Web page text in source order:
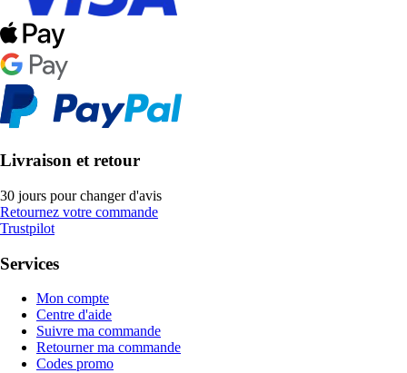
Livraison et retour
30 jours pour changer d'avis
Retournez votre commande
Trustpilot
Services
Mon compte
Centre d'aide
Suivre ma commande
Retourner ma commande
Codes promo